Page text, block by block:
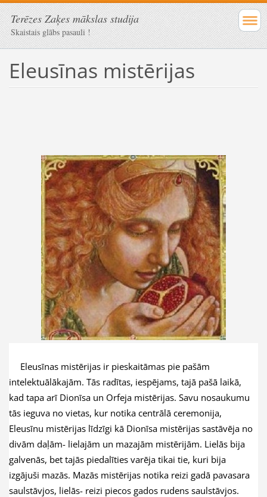
Terēzes Zaķes mākslas studija
Skaistais glābs pasauli !
Eleusīnas mistērijas
Eleusīnas mistērijas ir pieskaitāmas pie pašām
intelektuālākajām. Tās radītas, iespējams, tajā pašā laikā,
kad tapa arī Dionīsa un Orfeja mistērijas. Savu nosaukumu
tās ieguva no vietas, kur notika centrālā ceremonija,
Eleusīnu mistērijas līdzīgi kā Dionīsa mistērijas sastāvēja no
divām daļām- lielajām un mazajām mistērijām. Lielās bija
galvenās, bet tajās piedalīties varēja tikai tie, kuri bija
izgājuši mazās. Mazās mistērijas notika reizi gadā pavasara
saulstāvjos, lielās- reizi piecos gados rudens saulstāvjos.